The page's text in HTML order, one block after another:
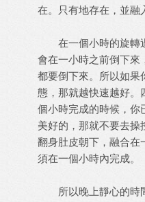
在。只有地存在，並融
在一個小時的旋轉過
會在一小時之前倒下來
都要倒下來。所以如果
態，那就越快速越好。
個小時完成的時候，你
美好的，那就不要去操
翻身肚皮朝下，融合在
須在一個小時內完成。
所以晚上靜心的時